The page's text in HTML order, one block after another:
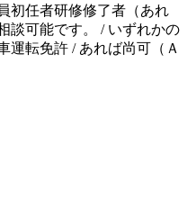
初任者研修修了者（あれ
談可能です。 / いずれかの
運転免許 / あれば尚可（Ａ